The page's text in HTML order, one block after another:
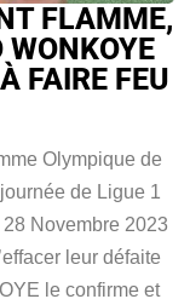
FLAMME,
WONKOYE
FAIRE FEU
Olympique de
de Ligue 1
Novembre 2023
leur défaite
le confirme et